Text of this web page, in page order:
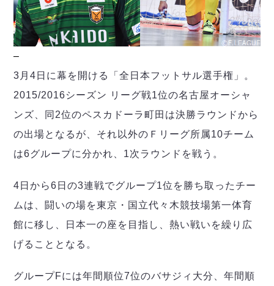
個人ランキング｜シュート成功率
個人ランキング｜第2PK
メットライフ生命Ｆリーグカップ 2026
試合日程・結果
アリーナ情報
チケット情報
過去の記録
ヴォスクオーレ仙台
マルバ水戸FC
Y．S．C．C．横浜
ヴィンセドール白山
アグレミーナ浜松
デウソン神戸
ポルセイド浜田
ミラクルスマイル新居浜
リーグ統計データ
記念ゴール
担当審判員
選手の通算記録（Ｆ１）
エスポラーダ北海道
バルドラール浦安
フウガドールすみだ
立川アスレティックFC
ペスカドーラ町田
湘南ベルマーレ
名古屋オーシャンズ
DIVISION02
FOLLOW US!
–
3月4日に幕を開ける「全日本フットサル選手権」。
2015/2016シーズン リーグ戦1位の名古屋オーシャ
ンズ、同2位のペスカドーラ町田は決勝ラウンドから
の出場となるが、それ以外のＦリーグ所属10チーム
は6グループに分かれ、1次ラウンドを戦う。
4日から6日の3連戦でグループ1位を勝ち取ったチー
ムは、闘いの場を東京・国立代々木競技場第一体育
館に移し、日本一の座を目指し、熱い戦いを繰り広
げることとなる。
グループFには年間順位7位のバサジィ大分、年間順